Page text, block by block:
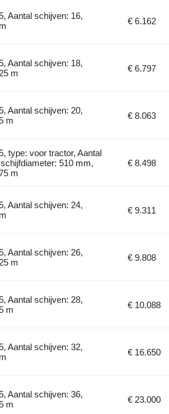
Aantal schijven: 16,
€ 6.162
Aantal schijven: 18,
m
€ 6.797
Aantal schijven: 20,
m
€ 8.063
type: voor tractor, Aantal
510 mm,
m
€ 8.498
Aantal schijven: 24,
€ 9.311
Aantal schijven: 26,
m
€ 9.808
Aantal schijven: 28,
m
€ 10.088
Aantal schijven: 32,
€ 16.650
Aantal schijven: 36,
m
€ 23.000